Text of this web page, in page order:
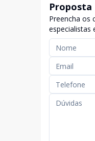
Proposta
Preencha os
especialistas